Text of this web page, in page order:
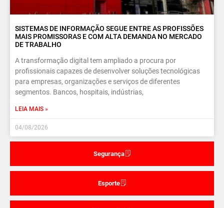
Segurança
Esporte
SISTEMAS DE INFORMAÇÃO SEGUE ENTRE AS PROFISSÕES
MAIS PROMISSORAS E COM ALTA DEMANDA NO MERCADO
DE TRABALHO
A transformação digital tem ampliado a procura por
profissionais capazes de desenvolver soluções tecnológicas
para empresas, organizações e serviços de diferentes
segmentos. Bancos, hospitais, indústrias,
LEIA MAIS »
04/08/2026